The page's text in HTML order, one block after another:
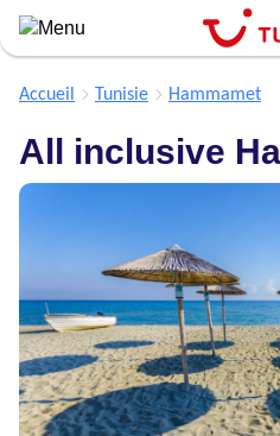
Aller
contenu
Accueil Tunisie Hammamet
All inclusive